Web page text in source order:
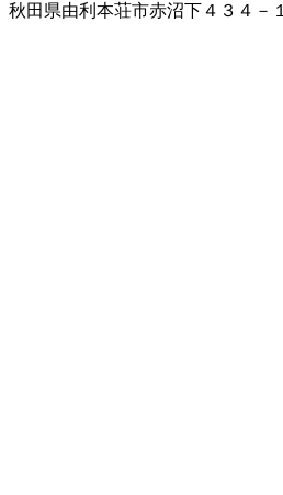
秋田県由利本荘市赤沼下４３４－１